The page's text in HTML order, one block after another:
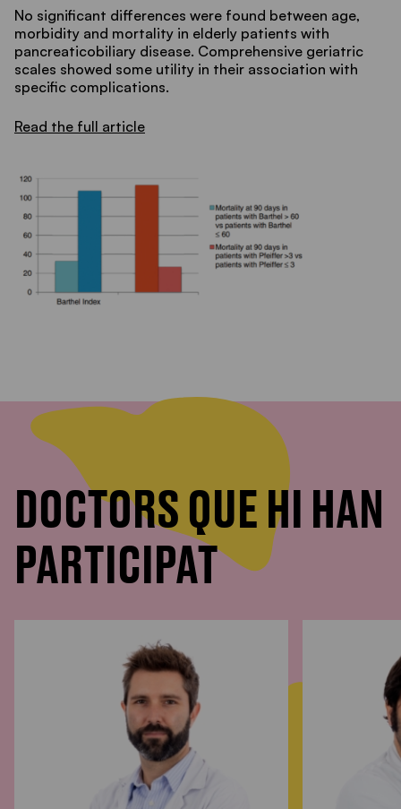
No significant differences were found between age,
morbidity and mortality in elderly patients with
pancreaticobiliary disease. Comprehensive geriatric
scales showed some utility in their association with
specific complications.
Read the full article
DOCTORS QUE HI HAN
PARTICIPAT